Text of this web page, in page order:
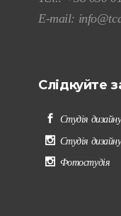
E-mail:
Слідкуйте
Студія дизайну
Студія дизайну
Фотостудія